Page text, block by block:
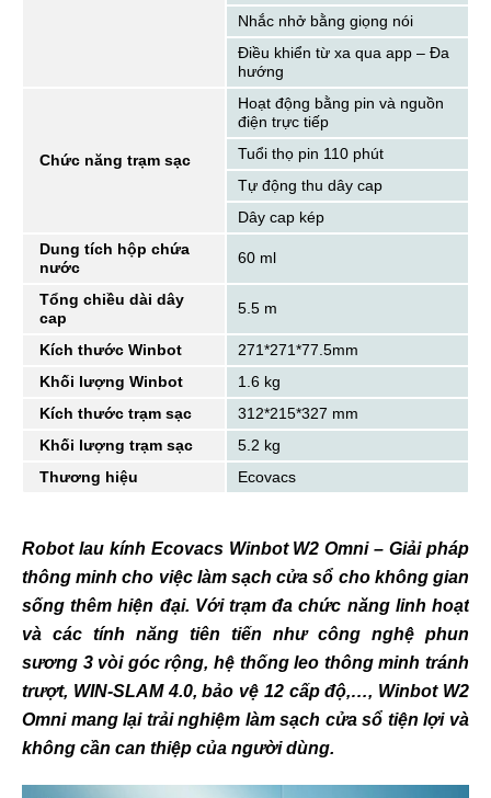
Nhắc nhở bằng giọng nói
Điều khiển từ xa qua app – Đa
hướng
Chức năng trạm sạc
Hoạt động bằng pin và nguồn
điện trực tiếp
Tuổi thọ pin 110 phút
Tự động thu dây cap
Dây cap kép
Dung tích hộp chứa
nước
60 ml
Tổng chiều dài dây
cap
5.5 m
Kích thước Winbot
271*271*77.5mm
Khối lượng Winbot
1.6 kg
Kích thước trạm sạc
312*215*327 mm
Khối lượng trạm sạc
5.2 kg
Thương hiệu
Ecovacs
Robot lau kính Ecovacs Winbot W2 Omni – Giải pháp
thông minh cho việc làm sạch cửa sổ cho không gian
sống thêm hiện đại. Với trạm đa chức năng linh hoạt
và các tính năng tiên tiến như công nghệ phun
sương 3 vòi góc rộng, hệ thống leo thông minh tránh
trượt, WIN-SLAM 4.0, bảo vệ 12 cấp độ,…, Winbot W2
Omni mang lại trải nghiệm làm sạch cửa sổ tiện lợi và
không cần can thiệp của người dùng.